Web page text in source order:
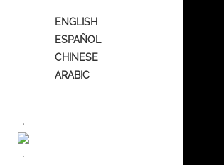
ENGLISH
ESPAÑOL
CHINESE
ARABIC
.
.